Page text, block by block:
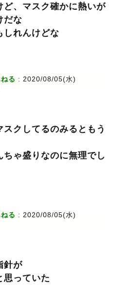
、マスク確かに熱いが
だな
しれんけどな
る : 2020/08/05(水)
クしてるのみるともう
ゃ盛りなのに無理でし
る : 2020/08/05(水)
針が
思っていた